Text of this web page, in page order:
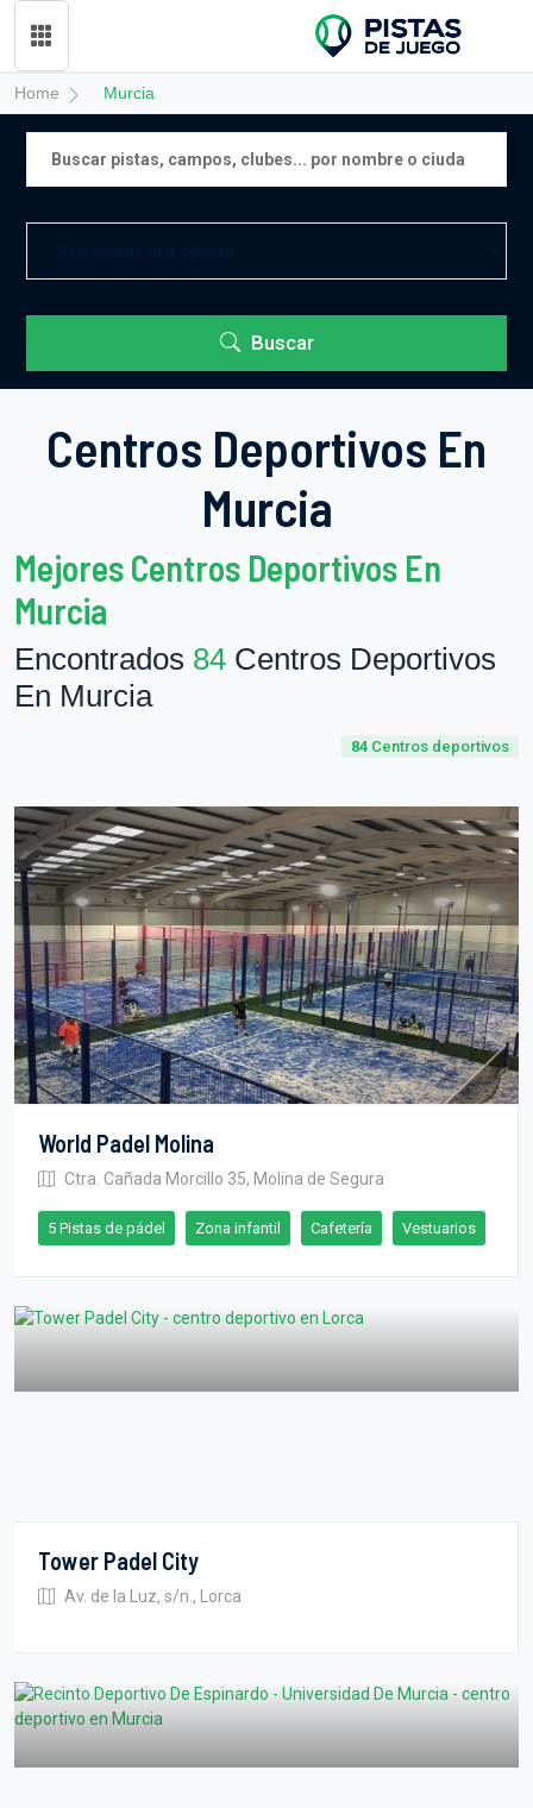
Home Murcia
Buscar
Centros Deportivos En
Murcia
Mejores Centros Deportivos En
Murcia
Encontrados 84 Centros Deportivos
En Murcia
84 Centros deportivos
World Padel Molina
Ctra. Cañada Morcillo 35, Molina de Segura
5 Pistas de pádel Zona infantil Cafetería Vestuarios
Tower Padel City
Av. de la Luz, s/n., Lorca